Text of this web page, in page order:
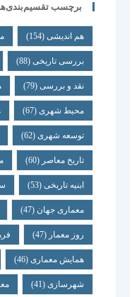
برچسب
هم اندیشی(154)
بررسی تاریخی(88)
نقد و بررسی(79)
محیط شهری(67)
توسعه شهری(62)
تاریخ معاصر (60)
ابنیه تاریخی(53)
معماری جهان (47)
روز معمار (47)
همایش معماری(46)
شهرسازی(41)